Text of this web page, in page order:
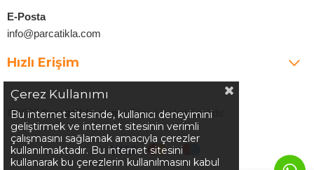
E-Posta
info@parcatikla.com
Hızlı Erişim
©2025Parcatikla.com| Tüm Hakları Saklıdır.
Çerez Kullanımı
Bu internet sitesinde, kullanıcı deneyimini
geliştirmek ve internet sitesinin verimli
çalışmasını sağlamak amacıyla çerezler
kullanılmaktadır. Bu internet sitesini
kullanarak bu çerezlerin kullanılmasını kabul